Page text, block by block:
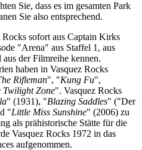
Sie, dass es im gesamten Park
Sie also entsprechend.
Rocks sofort aus Captain Kirks
"Arena" aus Staffel 1, aus
der Filmreihe kennen.
haben in Vasquez Rocks
Rifleman", "Kung Fu",
Twilight Zone". Vasquez Rocks
" (1931), "Blazing Saddles" ("Der
"Little Miss Sunshine" (2006) zu
als prähistorische Stätte für die
Vasquez Rocks 1972 in das
aufgenommen.